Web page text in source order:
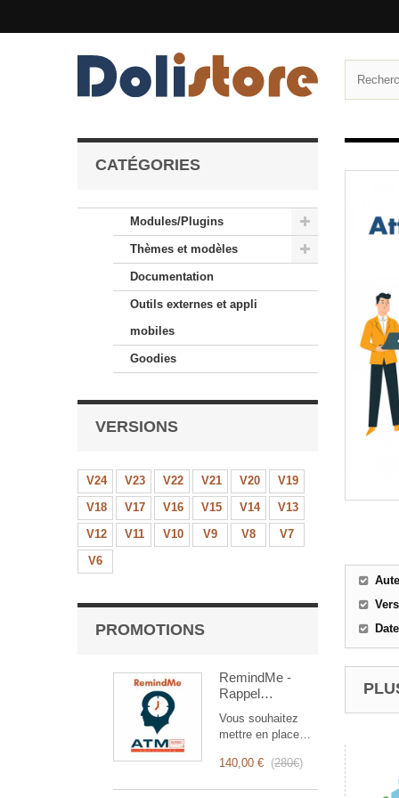
CATÉGORIES
Modules/Plugins
Thèmes et modèles
Documentation
Outils externes et appli
mobiles
Goodies
VERSIONS
V24 V23 V22 V21 V20
V19
V18
V17 V16 V15 V14
V13
V12
V11 V10 V9 V8
V7
V6
PROMOTIONS
RemindMe -
Rappel
(mail,
événement,
notification)
Vous souhaitez
mettre en place
automatiques ?
140,00 € (280€)